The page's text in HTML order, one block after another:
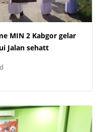
MIN 2 Kabgor gelar
Jalan sehatt